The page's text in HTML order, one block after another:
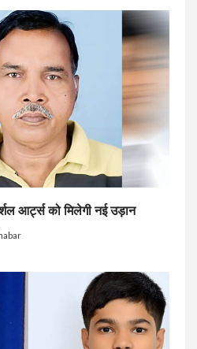
आर्ट्स को मिलेगी नई उड़ान